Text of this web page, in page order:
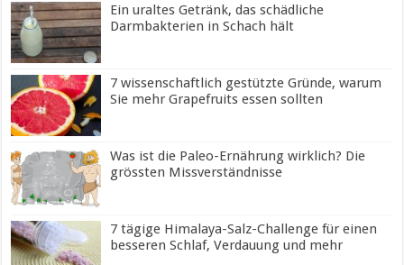
Ein uraltes Getränk, das schädliche
Darmbakterien in Schach hält
7 wissenschaftlich gestützte Gründe, warum
Sie mehr Grapefruits essen sollten
Was ist die Paleo-Ernährung wirklich? Die
grössten Missverständnisse
7 tägige Himalaya-Salz-Challenge für einen
besseren Schlaf, Verdauung und mehr